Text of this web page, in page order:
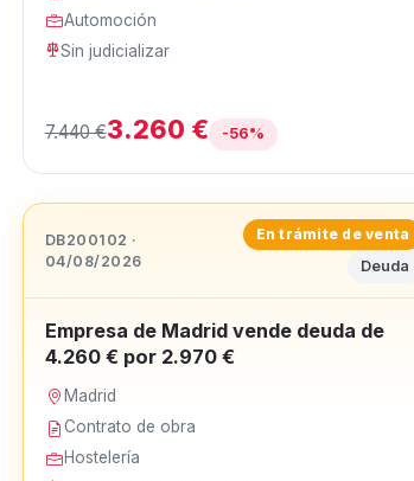
Automoción
Sin judicializar
7.440 €3.260 € -56%
DB200102 ·
04/08/2026
En trámite de venta
Deuda
Empresa de Madrid vende deuda de
4.260 € por 2.970 €
Madrid
Contrato de obra
Hostelería